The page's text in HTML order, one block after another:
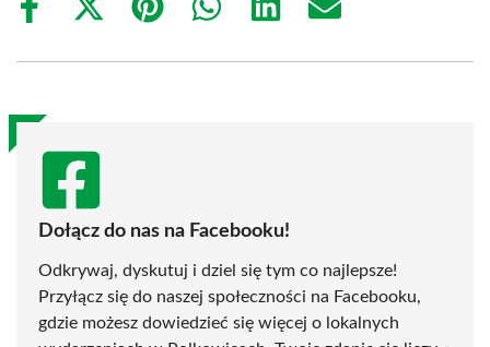
Share
Share
(Twitter)
Share
Share
Share
Share
Dołącz do nas na Facebooku!
Odkrywaj, dyskutuj i dziel się tym co najlepsze!
Przyłącz się do naszej społeczności na Facebooku,
gdzie możesz dowiedzieć się więcej o lokalnych